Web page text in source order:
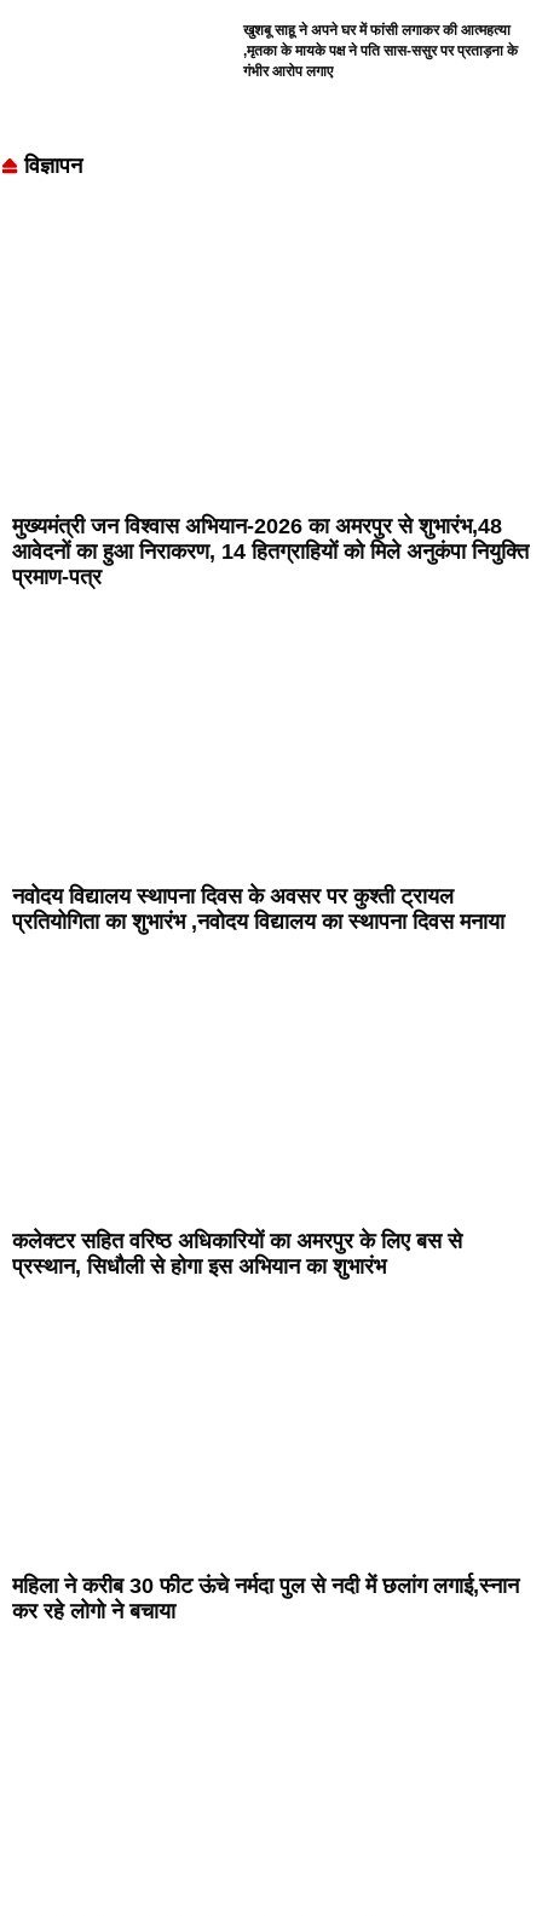
खुशबू साहू ने अपने घर में फांसी लगाकर की आत्महत्या
,मृतका के मायके पक्ष ने पति सास-ससुर पर प्रताड़ना के
गंभीर आरोप लगाए
विज्ञापन
मुख्यमंत्री जन विश्वास अभियान-2026 का अमरपुर से शुभारंभ,48
आवेदनों का हुआ निराकरण, 14 हितग्राहियों को मिले अनुकंपा नियुक्ति
प्रमाण-पत्र
नवोदय विद्यालय स्थापना दिवस के अवसर पर कुश्ती ट्रायल
प्रतियोगिता का शुभारंभ ,नवोदय विद्यालय का स्थापना दिवस मनाया
कलेक्टर सहित वरिष्ठ अधिकारियों का अमरपुर के लिए बस से
प्रस्थान, सिधौली से होगा इस अभियान का शुभारंभ
महिला ने करीब 30 फीट ऊंचे नर्मदा पुल से नदी में छलांग लगाई,स्नान
कर रहे लोगो ने बचाया